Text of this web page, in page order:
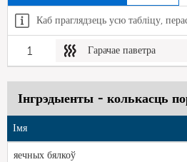
Каб праглядзець усю табліцу,
1 Гарачае паветра
Інгрэдыенты - колькасць
Імя
яечных бялкоў